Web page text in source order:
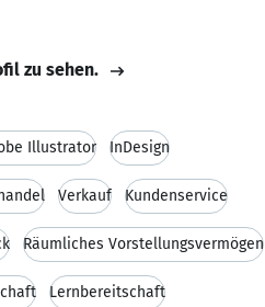
zu sehen.
Illustrator InDesign
Verkauf Kundenservice
Räumliches Vorstellungsvermögen
Lernbereitschaft